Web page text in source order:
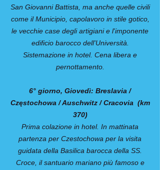
San Giovanni Battista, ma anche quelle civili
come il Municipio, capolavoro in stile gotico,
le vecchie case degli artigiani e l'imponente
edificio barocco dell'Università.
Sistemazione in hotel. Cena libera e
pernottamento.
6° giorno, Giovedì: Breslavia /
Częstochowa / Auschwitz / Cracovia (km
370)
Prima colazione in hotel. In mattinata
partenza per Czestochowa per la visita
guidata della Basilica barocca della SS.
Croce, il santuario mariano più famoso e